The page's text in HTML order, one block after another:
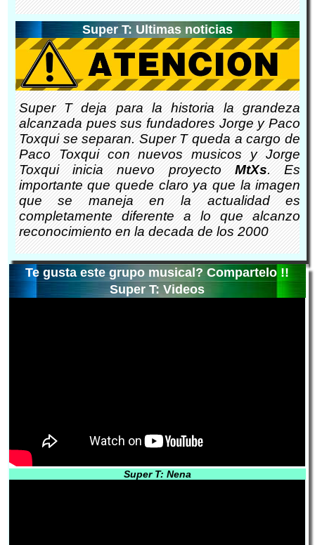
Super T: Ultimas noticias
Super T deja para la historia la grandeza
alcanzada pues sus fundadores Jorge y Paco
Toxqui se separan. Super T queda a cargo de
Paco Toxqui con nuevos musicos y Jorge
Toxqui inicia nuevo proyecto MtXs. Es
importante que quede claro ya que la imagen
que se maneja en la actualidad es
completamente diferente a lo que alcanzo
reconocimiento en la decada de los 2000
Te gusta este grupo musical? Compartelo !!
Super T: Videos
Super T: Nena